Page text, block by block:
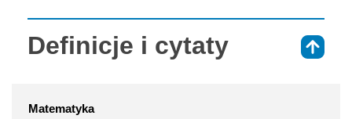
Definicje i cytaty
Matematyka